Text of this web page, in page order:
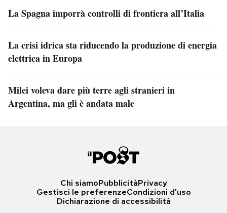
La Spagna imporrà controlli di frontiera all’Italia
La crisi idrica sta riducendo la produzione di energia
elettrica in Europa
Milei voleva dare più terre agli stranieri in
Argentina, ma gli è andata male
Chi siamoPubblicitàPrivacy
Gestisci le preferenzeCondizioni d'uso
Dichiarazione di accessibilità